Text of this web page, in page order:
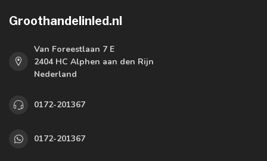
Groothandelinled.nl
Van Foreestlaan 7 E
2404 HC Alphen aan den Rijn
Nederland
0172-201367
0172-201367